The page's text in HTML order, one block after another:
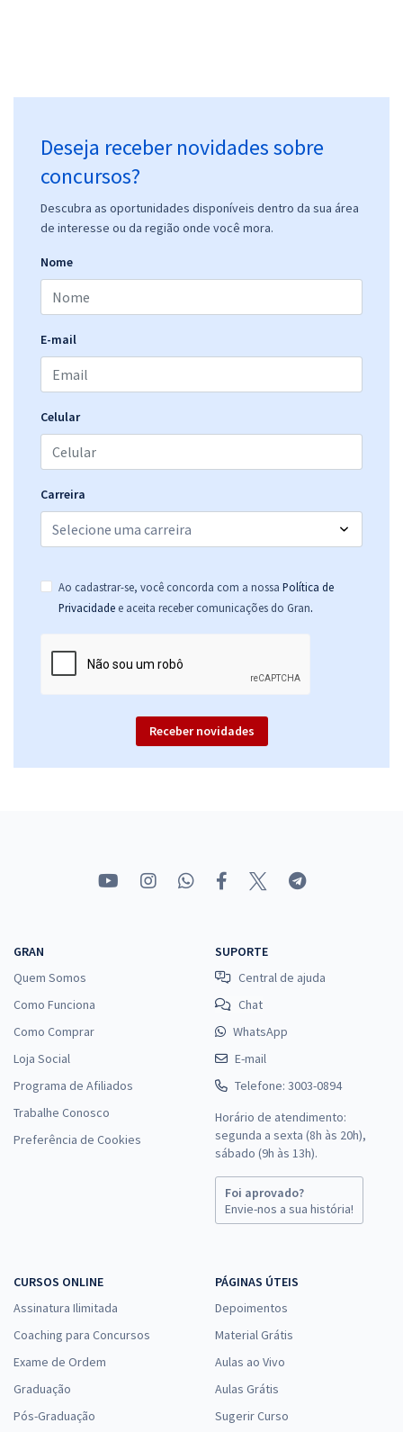
Deseja receber novidades sobre
concursos?
Descubra as oportunidades disponíveis dentro da sua área
de interesse ou da região onde você mora.
Nome
E-mail
Celular
Carreira
Ao cadastrar-se, você concorda com a nossa Política de
Privacidade e aceita receber comunicações do Gran.
Receber novidades
GRAN
Quem Somos
Como Funciona
Como Comprar
Loja Social
Programa de Afiliados
Trabalhe Conosco
Preferência de Cookies
SUPORTE
Central de ajuda
Chat
WhatsApp
E-mail
Telefone: 3003-0894
Horário de atendimento:
segunda a sexta (8h às 20h),
sábado (9h às 13h).
Foi aprovado?
Envie-nos a sua história!
CURSOS ONLINE
Assinatura Ilimitada
Coaching para Concursos
Exame de Ordem
Graduação
Pós-Graduação
PÁGINAS ÚTEIS
Depoimentos
Material Grátis
Aulas ao Vivo
Aulas Grátis
Sugerir Curso